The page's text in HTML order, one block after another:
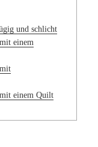
und schlicht
einem
einem Quilt